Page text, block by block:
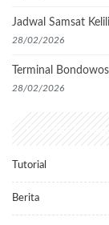
Jadwal Samsat
28/02/2026
Terminal
28/02/2026
Popular
Tutorial
Berita